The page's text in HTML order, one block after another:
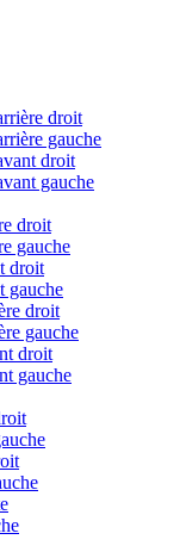
droit
gauche
droit
gauche
droit
gauche
droit
gauche
droit
gauche
droit
gauche